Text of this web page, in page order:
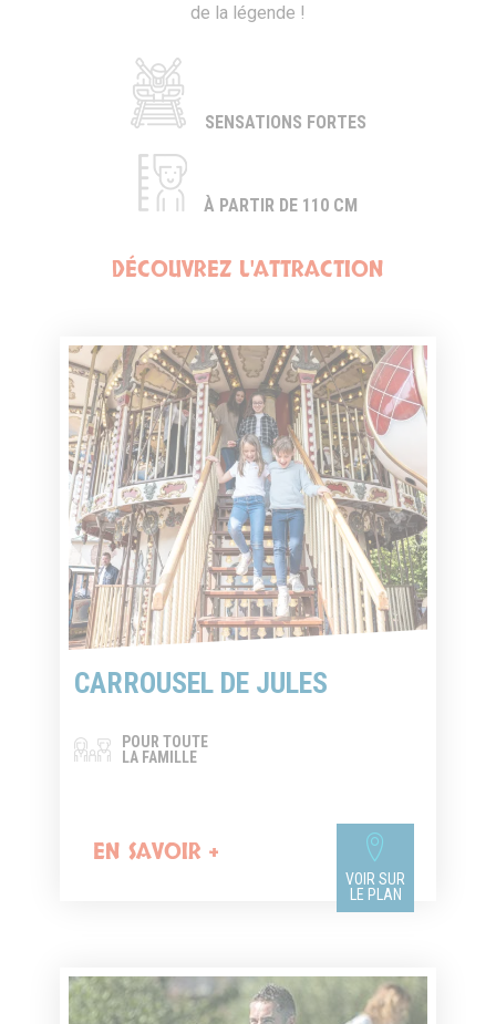
de la légende !
SENSATIONS FORTES
À PARTIR DE 110 CM
DÉCOUVREZ L'ATTRACTION
CARROUSEL DE JULES
POUR TOUTE
LA FAMILLE
EN SAVOIR +
VOIR SUR
LE PLAN